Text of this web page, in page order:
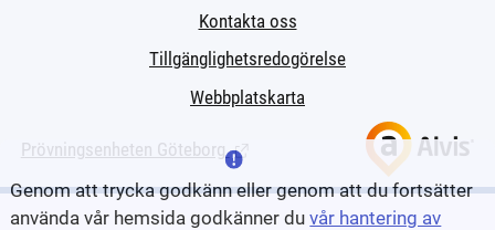
Kontakta oss
Tillgänglighetsredogörelse
Webbplatskarta
Prövningsenheten Göteborg (Länk till extern sida.)
Genom att trycka godkänn eller genom att du fortsätter
använda vår hemsida godkänner duvår hantering av